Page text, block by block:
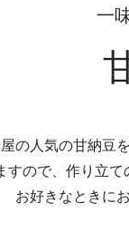
一
の人気の甘納豆
すので、作り立て
お好きなときに